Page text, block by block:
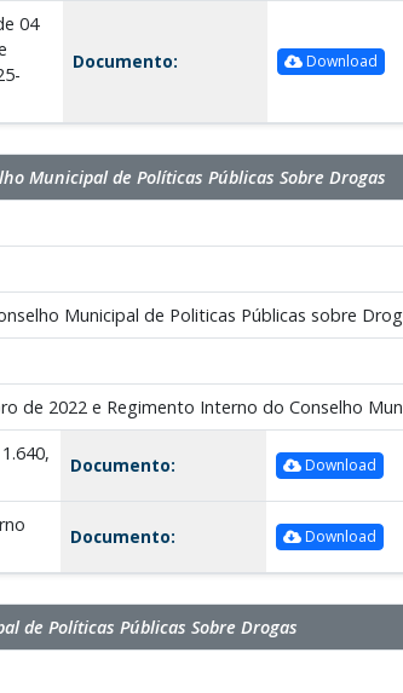
04
Documento: Download
Municipal de Políticas Públicas Sobre Drogas
Municipal de Politicas Públicas sobre
de 2022 e Regimento Interno do Conselho
Documento: Download
Documento: Download
de Políticas Públicas Sobre Drogas